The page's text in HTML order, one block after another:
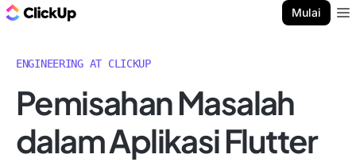
Mulai
ENGINEERING AT CLICKUP
Pemisahan Masalah
dalam Aplikasi Flutter